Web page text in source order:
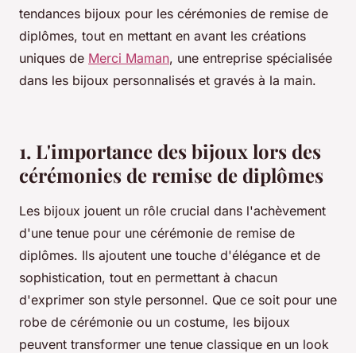
tendances bijoux pour les cérémonies de remise de
diplômes, tout en mettant en avant les créations
uniques de Merci Maman, une entreprise spécialisée
dans les bijoux personnalisés et gravés à la main.
1. L'importance des bijoux lors des
cérémonies de remise de diplômes
Les bijoux jouent un rôle crucial dans l'achèvement
d'une tenue pour une cérémonie de remise de
diplômes. Ils ajoutent une touche d'élégance et de
sophistication, tout en permettant à chacun
d'exprimer son style personnel. Que ce soit pour une
robe de cérémonie ou un costume, les bijoux
peuvent transformer une tenue classique en un look